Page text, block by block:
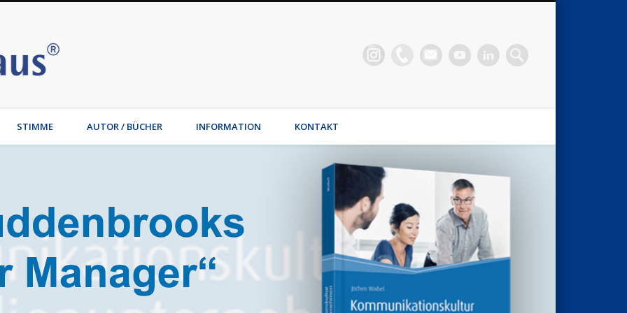
Stimmhaus | Hamburg – Jochen Waibel
Wirtschaftsmediation, Familienmediation, Familienunternehmen: Jochen Waibel, Stimmhaus Coach, Wirtschaftsmediator
STIMME AUTOR / BÜCHER INFORMATION KONTAKT